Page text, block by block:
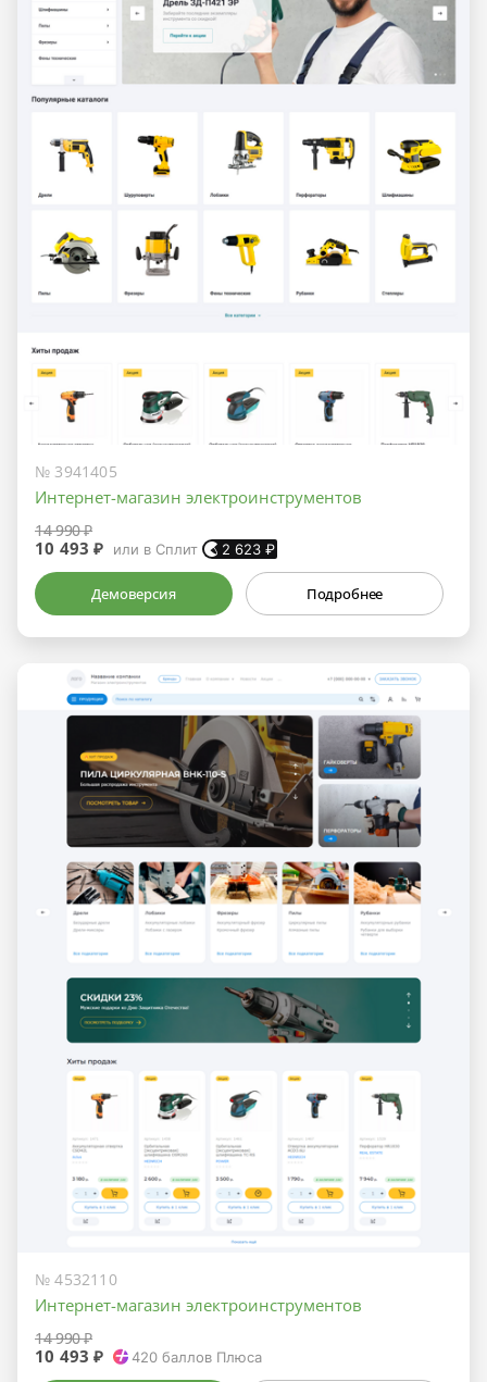
№ 3941405
Интернет-магазин электроинструментов
14 990 ₽
10 493 ₽ или в Сплит 2 623₽
Демоверсия Подробнее
№ 4532110
Интернет-магазин электроинструментов
14 990 ₽
10 493 ₽ 420баллов Плюса